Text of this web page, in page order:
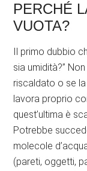
PERCHÉ
VUOTA?
Il primo dubbio
sia umidità?”
riscaldato o se
lavora proprio
quest’ultima è
Potrebbe
molecole
(pareti, oggetti,